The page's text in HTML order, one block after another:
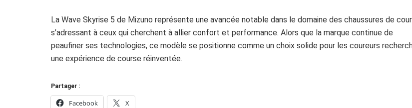
La Wave Skyrise 5 de Mizuno représente une avancée notable dans le domaine des chaussures de
s’adressant à ceux qui cherchent à allier confort et performance. Alors que la marque continue de
peaufiner ses technologies, ce modèle se positionne comme un choix solide pour les coureurs
une expérience de course réinventée.
Partager :
Facebook X